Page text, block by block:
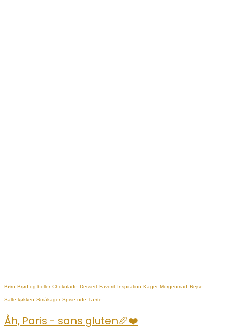
Børn Brød og boller Chokolade Dessert Favorit Inspiration Kager Morgenmad Rejse
Salte køkken Småkager Spise ude Tærte
Åh, Paris - sans gluten🥖❤️